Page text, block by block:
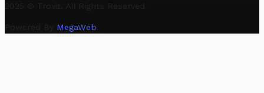
2025 © Trovit. All Rights Reserved.
Powered By MegaWeb